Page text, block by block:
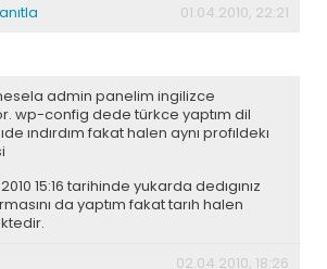
01.04.2010, 22:21
admin panelim ingilizce
wp-config dede türkce yaptım dil
ındırdım fakat halen aynı profıldekı
15:16 tarihinde yukarda dedıgınız
da yaptım fakat tarıh halen
02.04.2010, 18:26